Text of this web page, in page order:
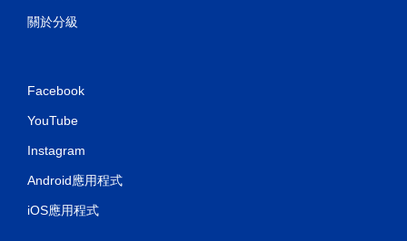
關於分級
Facebook
YouTube
Instagram
Android應用程式
iOS應用程式